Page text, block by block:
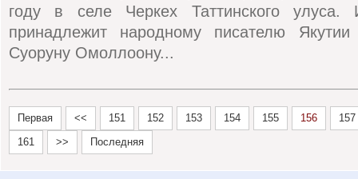
году в селе Черкех Таттинского улуса.
принадлежит народному писателю
Суоруну Омоллоону...
Первая << 151 152 153 154 155 156
157
161
>> Последняя